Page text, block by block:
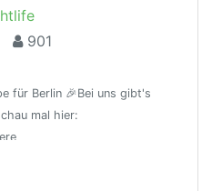
901
für Berlin 🎉Bei uns gibt's
mal hier: